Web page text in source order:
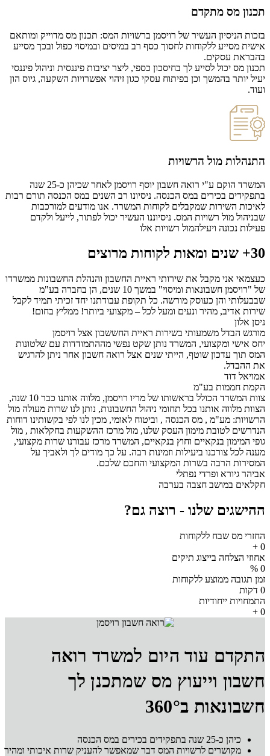
מס מתקדם
העשיר של רויסמן ברשויות המס: תכנון מס מדוייק ומותאם
ללקוחות לחסוך כסף רב במיסים ובמיסוי כפול ובכך מסייע
עסקים.
יכול לסייע לך בחיסכון כספי, ליצר יציבות פיננסית וניהול פיננסי
בהמשך וכן בפיתוח עסקי כגון זיהוי אפשרויות השקעה, גיוס הון
מול הרשויות
המשרד הוקם ע"י רואה חשבון יוסף רויסמן לאחר שכיהן כ-25 שנה
בכירים במס הכנסה. ניסיונו רב השנים במס הכנסה תורם רבות
השירות שמקבלים לקוחות המשרד. אנו מודעים למורכבות
מול רשויות המס. ניסיוננו העשיר יכול לפתור, לייעל ולקדם
נכונה ויעילהמול רשויות אלו
אני מקבל את שירותי ראיית החשבון והנהלת החשבונות ממשרדו
של "רויסמן חשבונאות ומיסוי" במשך 10 שנים, הן בחברה בע"מ
והן כעוסק מורשה. כל תקופת עבודתנו יחד זכיתי תמיד לקבל
מהיר ונעים ומעל לכל – מקצועי ביותר! ממליץ בחום!
הבדל משמעותי בשירות ראיית החששבון אצל רויסמן
ומקצועי, המשרד נותן שקט נפשי מההתמודדות עם שלטונות
עדכון שוטף, הייתי שנים אצל רואה חשבון אחר ניתן להרגיש
דוד
בע"מ
צוות המשרד הכולל בראשותו של מריו רויסמן, מלווה אותנו כבר 10 שנה,
אותנו בכל תחומי ניהול החשבונות, נותן לנו שרות מעולה מול
מע"מ , מס הכנסה , וביטוח לאומי, מכין לנו לפי בקשותינו דוחות
לטובת מימון העסק שלנו, מול מרכז ההשקעות בחקלאות , מול
בנקאיים וחוץ בנקאיים, המשרד מרכז עבורנו שרות מקצועי,
צורכנו ביעילות וזמינות רבה. על כך מודים לך ולאביך על
הרבה בשרות המקצועי והחכם שלכם.
ופרדי נפתלי
במושב חצבה בערבה
שלנו - רוצה גם?
מס שבח ללקוחות
בייצוג תיקים
ממוצע ללקוחות
ייחודיות
עוד היום למשרד רואה
וייעוץ מס שמתכנן לך
ב360°
כיהן כ-25 שנה בתפקידים בכירים במס הכנסה
מקושרים לרשויות המס דבר שמאפשר להעניק שרות איכותי ומהיר